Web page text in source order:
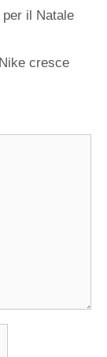
il Natale
cresce